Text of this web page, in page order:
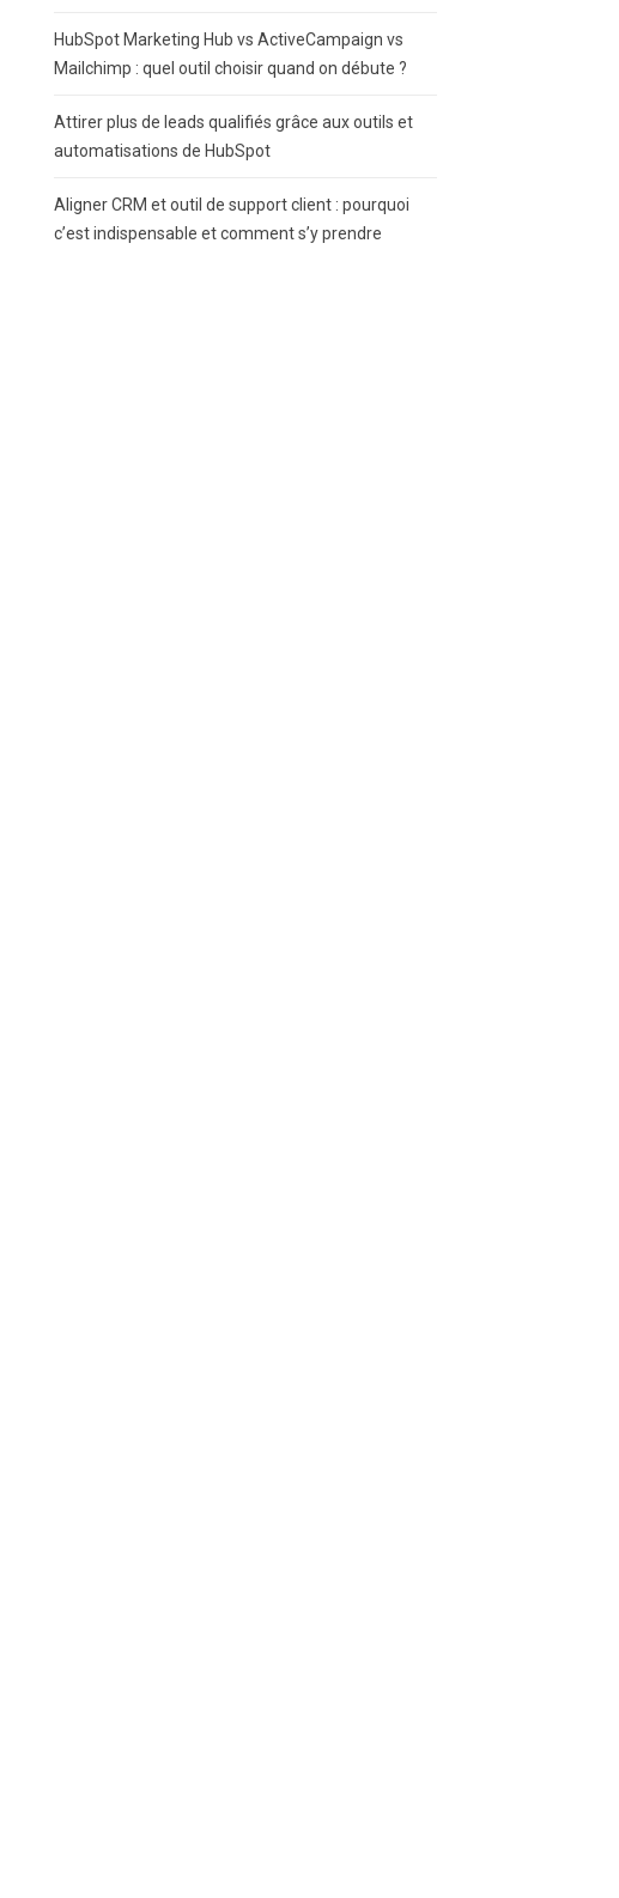
HubSpot Marketing Hub vs ActiveCampaign vs
Mailchimp : quel outil choisir quand on débute ?
Attirer plus de leads qualifiés grâce aux outils et
automatisations de HubSpot
Aligner CRM et outil de support client : pourquoi
c’est indispensable et comment s’y prendre